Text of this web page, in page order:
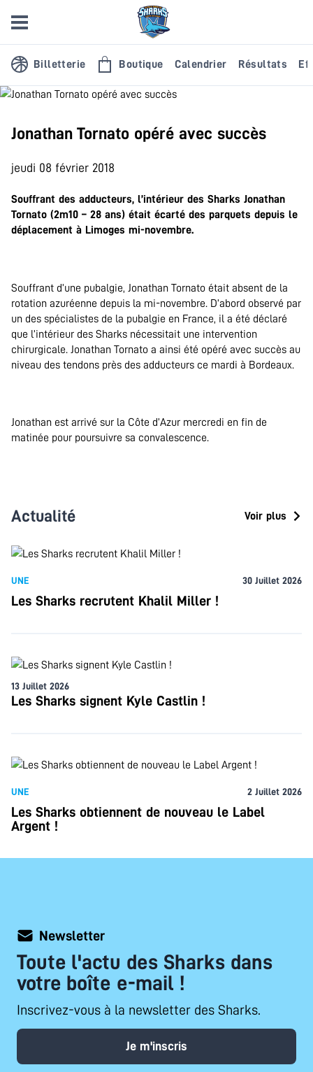
Billetterie Boutique Calendrier Résultats
Jonathan Tornato opéré avec succès
jeudi 08 février 2018
Souffrant des adducteurs, l’intérieur des Sharks Jonathan
Tornato (2m10 – 28 ans) était écarté des parquets depuis le
déplacement à Limoges mi-novembre.
Souffrant d’une pubalgie, Jonathan Tornato était absent de la
rotation azuréenne depuis la mi-novembre. D’abord observé par
un des spécialistes de la pubalgie en France, il a été déclaré
que l’intérieur des Sharks nécessitait une intervention
chirurgicale. Jonathan Tornato a ainsi été opéré avec succès au
niveau des tendons près des adducteurs ce mardi à Bordeaux.
Jonathan est arrivé sur la Côte d’Azur mercredi en fin de
matinée pour poursuivre sa convalescence.
Actualité Voir plus
UNE 30 Juillet 2026
Les Sharks recrutent Khalil Miller !
13 Juillet 2026
Les Sharks signent Kyle Castlin !
UNE 2 Juillet 2026
Les Sharks obtiennent de nouveau le Label
Argent !
Newsletter
Toute l'actu des Sharks dans
votre boîte e-mail !
Inscrivez-vous à la newsletter des Sharks.
Je m'inscris